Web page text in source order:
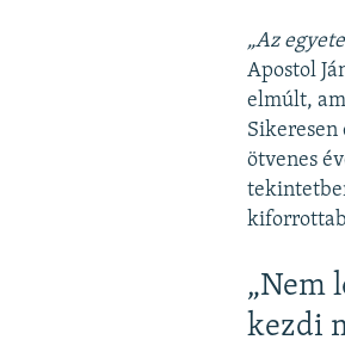
„Az
Apostol
elmúlt,
Sikeresen
ötvenes
„Nem
kezdi